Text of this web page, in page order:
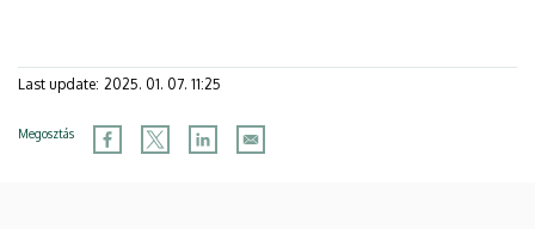
Last update: 2025. 01. 07. 11:25
Megosztás